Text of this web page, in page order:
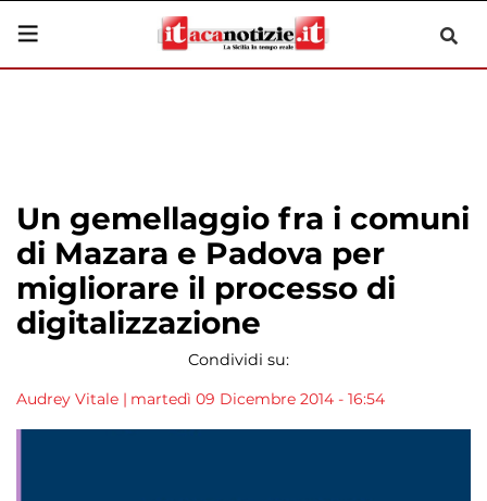
Un gemellaggio fra i comuni
di Mazara e Padova per
migliorare il processo di
digitalizzazione
Condividi su:
Audrey Vitale | martedì 09 Dicembre 2014 - 16:54